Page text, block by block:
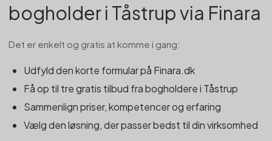
bogholder i Tåstrup via Finara
Det er enkelt og gratis at komme i gang:
Udfyld den korte formular på Finara.dk
Få op til tre gratis tilbud fra bogholdere i Tåstrup
Sammenlign priser, kompetencer og erfaring
Vælg den løsning, der passer bedst til din virksomhed